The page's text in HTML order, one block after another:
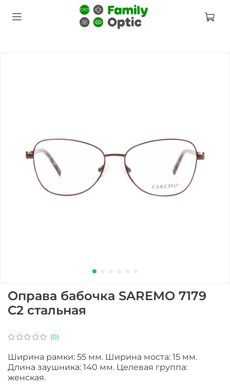
(0)
Оправа бабочка SAREMO 7179
C2 стальная
Ширина рамки: 55 мм. Ширина моста: 15 мм.
Длина заушника: 140 мм. Целевая группа:
женская.